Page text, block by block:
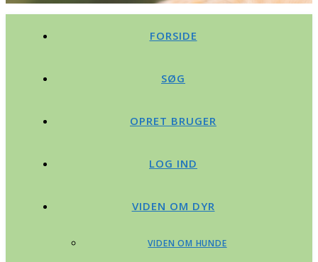
FORSIDE
SØG
OPRET BRUGER
LOG IND
VIDEN OM DYR
VIDEN OM HUNDE